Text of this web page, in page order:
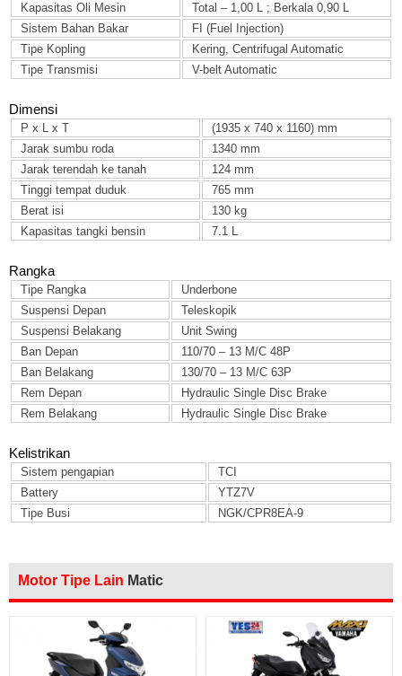
Kapasitas Oli Mesin
Total – 1,00 L ; Berkala 0,90 L
Sistem Bahan Bakar
FI (Fuel Injection)
Tipe Kopling
Kering, Centrifugal Automatic
Tipe Transmisi
V-belt Automatic
Dimensi
P x L x T
(1935 x 740 x 1160) mm
Jarak sumbu roda
1340 mm
Jarak terendah ke tanah
124 mm
Tinggi tempat duduk
765 mm
Berat isi
130 kg
Kapasitas tangki bensin
7.1 L
Rangka
Tipe Rangka
Underbone
Suspensi Depan
Teleskopik
Suspensi Belakang
Unit Swing
Ban Depan
110/70 – 13 M/C 48P
Ban Belakang
130/70 – 13 M/C 63P
Rem Depan
Hydraulic Single Disc Brake
Rem Belakang
Hydraulic Single Disc Brake
Kelistrikan
Sistem pengapian
TCI
Battery
YTZ7V
Tipe Busi
NGK/CPR8EA-9
Motor Tipe Lain Matic